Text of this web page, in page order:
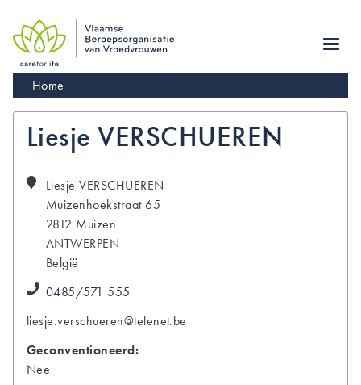
main
navigation
Kruimelpad
Home
Liesje VERSCHUEREN
Liesje VERSCHUEREN
Muizenhoekstraat 65
2812 Muizen
ANTWERPEN
België
0485/571 555
liesje.verschueren@telenet.be
Geconventioneerd:
Nee